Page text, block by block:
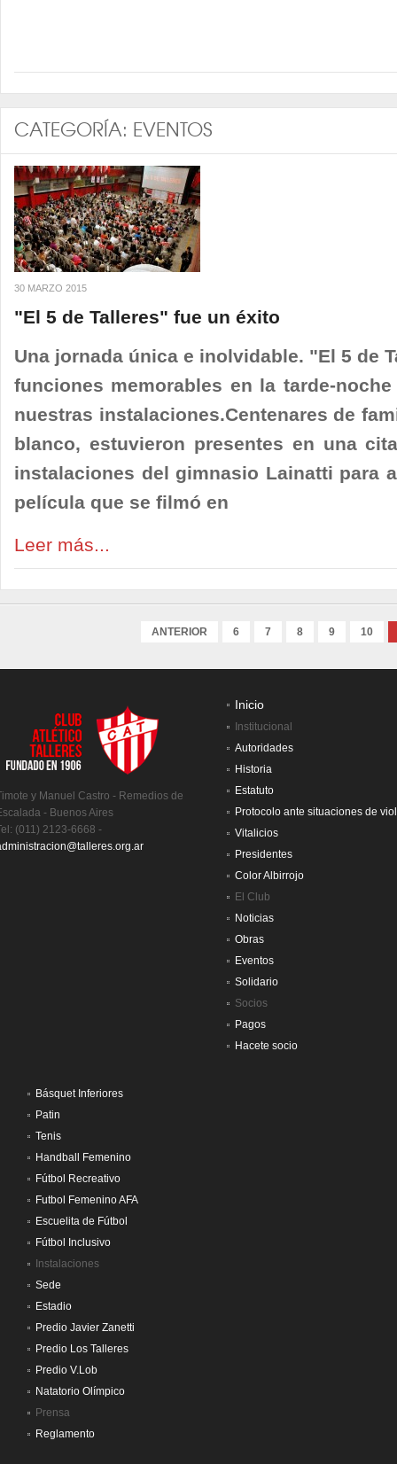
CATEGORÍA: EVENTOS
30 MARZO 2015
"El 5 de Talleres" fue un éxito
Una jornada única e inolvidable. "El 5 de
funciones memorables en la tarde-
nuestras instalaciones.Centenares de
blanco, estuvieron presentes en una
instalaciones del gimnasio Lainatti para
película que se filmó en
Leer más...
ANTERIOR 6 7 8 9 10
y Manuel Castro - Remedios de
- Buenos Aires
(011) 2123-6668 -
Inicio
Institucional
Autoridades
Historia
Estatuto
Protocolo ante situaciones de
Vitalicios
Presidentes
Color Albirrojo
El Club
Noticias
Obras
Eventos
Solidario
Socios
Pagos
Hacete socio
Básquet Inferiores
Patin
Tenis
Handball Femenino
Fútbol Recreativo
Futbol Femenino AFA
Escuelita de Fútbol
Fútbol Inclusivo
Instalaciones
Sede
Estadio
Predio Javier Zanetti
Predio Los Talleres
Predio V.Lob
Natatorio Olímpico
Prensa
Reglamento